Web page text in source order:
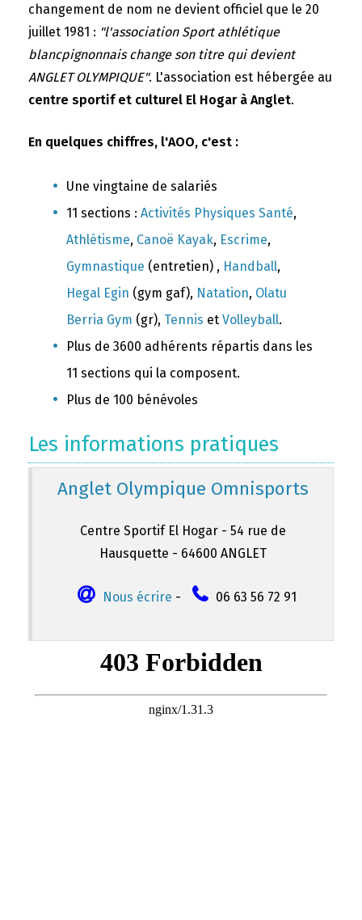
changement de nom ne devient officiel que le 20
juillet 1981 : "l'association Sport athlétique
blancpignonnais change son titre qui devient
ANGLET OLYMPIQUE". L'association est hébergée au
centre sportif et culturel El Hogar à Anglet.
En quelques chiffres, l'AOO, c'est :
Une vingtaine de salariés
11 sections : Activités Physiques Santé,
Athlétisme, Canoë Kayak, Escrime,
Gymnastique (entretien) , Handball,
Hegal Egin (gym gaf), Natation, Olatu
Berria Gym (gr), Tennis et Volleyball.
Plus de 3600 adhérents répartis dans les
11 sections qui la composent.
Plus de 100 bénévoles
Les informations pratiques
Anglet Olympique Omnisports
Centre Sportif El Hogar - 54 rue de
Hausquette - 64600 ANGLET
Nous écrire - 06 63 56 72 91